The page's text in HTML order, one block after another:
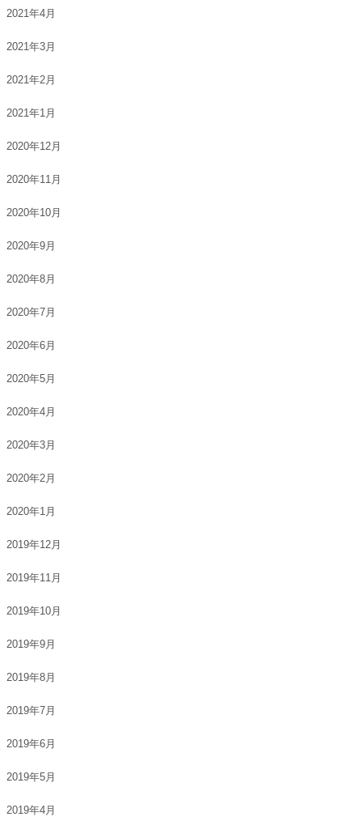
2021年4月
2021年3月
2021年2月
2021年1月
2020年12月
2020年11月
2020年10月
2020年9月
2020年8月
2020年7月
2020年6月
2020年5月
2020年4月
2020年3月
2020年2月
2020年1月
2019年12月
2019年11月
2019年10月
2019年9月
2019年8月
2019年7月
2019年6月
2019年5月
2019年4月